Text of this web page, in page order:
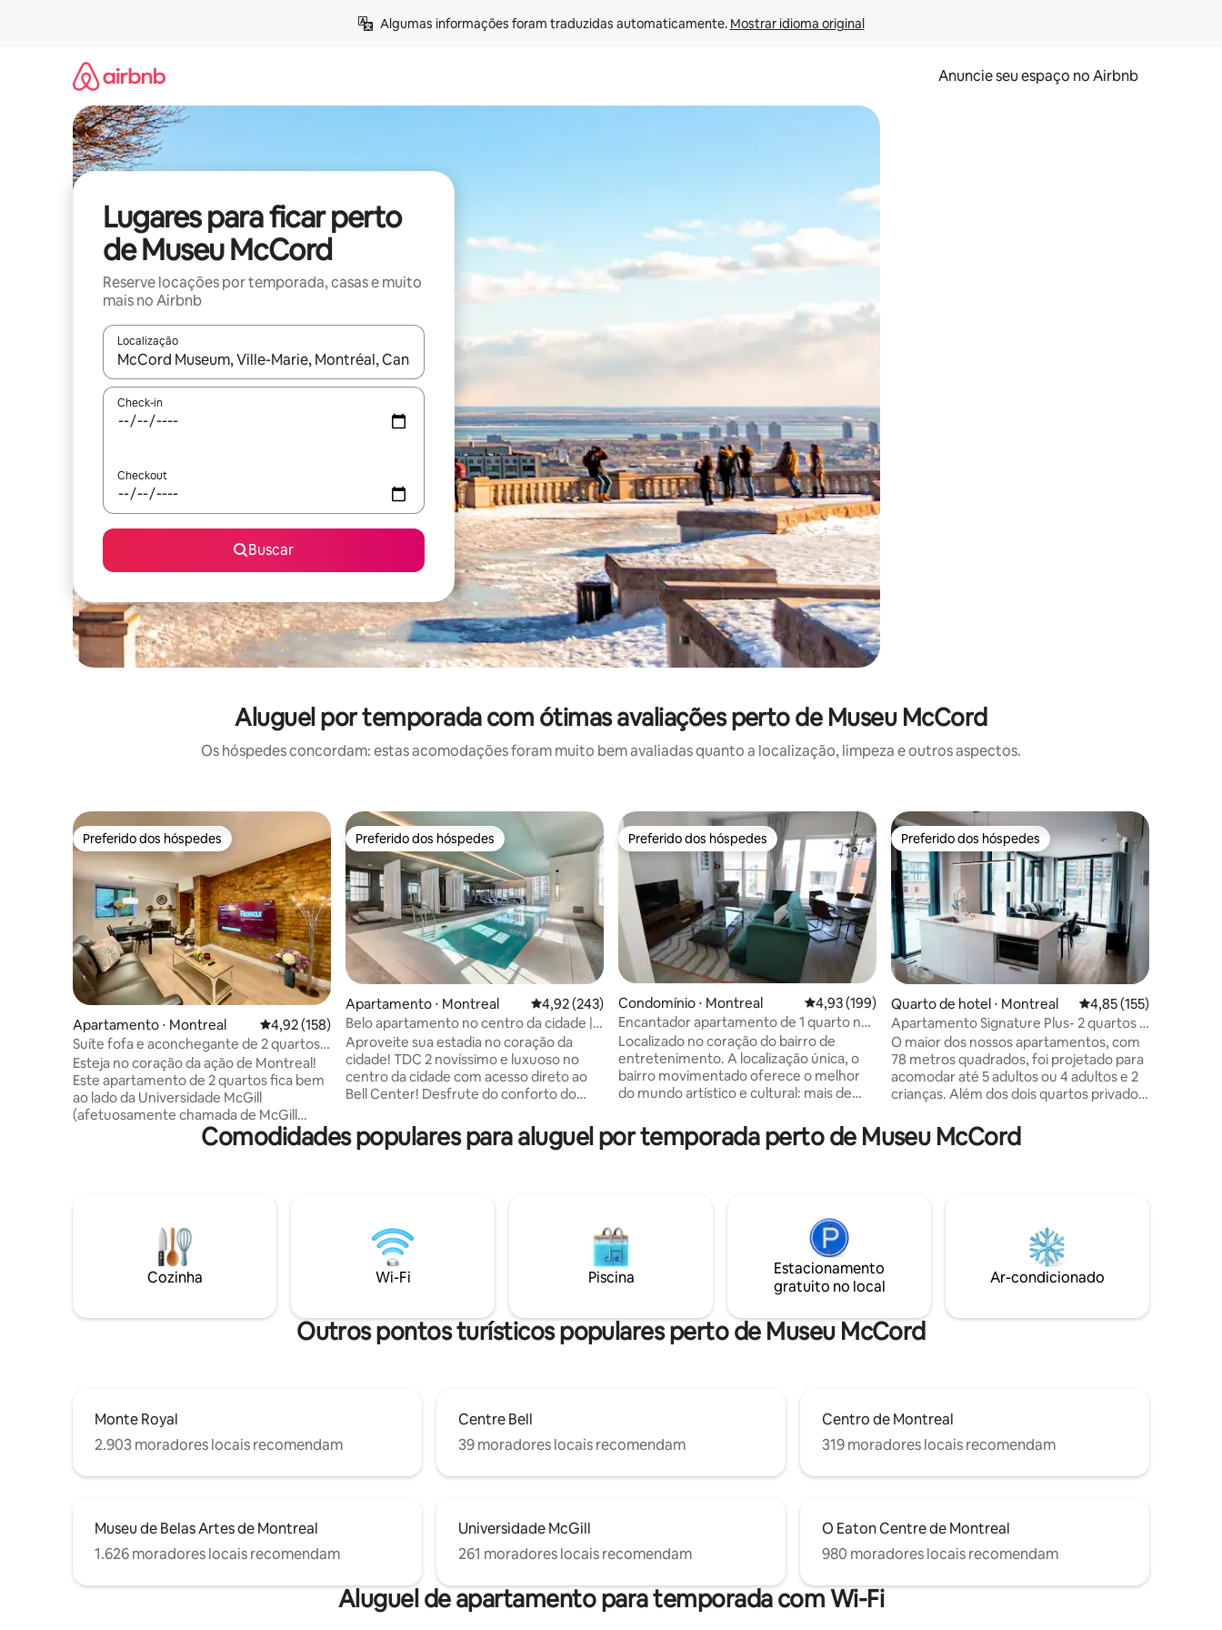
Algumas informações foram traduzidas automaticamente. Mostrar idioma original
Anuncie seu espaço no Airbnb
Lugares para ficar perto
de Museu McCord
Reserve locações por temporada, casas e muito
mais no Airbnb
Localização
Quando os resultados estiverem disponíveis, explore-os usando as seta para cima e para baixo do teclado ou tocando e deslizando o dedo na tela.
Check-in
Checkout
Buscar
Aluguel por temporada com ótimas avaliações perto de Museu McCord
Os hóspedes concordam: estas acomodações foram muito bem avaliadas quanto a localização, limpeza e outros aspectos.
Preferido dos hóspedes
Preferido dos hóspedes
Apartamento ⋅ Montreal 4,92 de uma avaliação média de 5, 158 avaliações
4,92 (158)
Suíte fofa e aconchegante de 2 quartos
com estacionamento
Esteja no coração da ação de Montreal!
Este apartamento de 2 quartos fica bem
ao lado da Universidade McGill
(afetuosamente chamada de McGill
Ghetto pelos moradores locais), Place
des arts (local de apresentações e
de casa” vai encantá-lo com sua vibração
calorosa e acolhedora. Há até uma vaga
de estacionamento privativa esperando
pelo seu veículo, se você trouxer um.
Preferido dos hóspedes
Preferido dos hóspedes
Apartamento ⋅ Montreal 4,92 de uma avaliação média de 5, 243 avaliações
4,92 (243)
Belo apartamento no centro da cidade |
Piscina e estacionamento gratuito
Aproveite sua estadia no coração da
cidade! TDC 2 novíssimo e luxuoso no
centro da cidade com acesso direto ao
Bell Center! Desfrute do conforto do
totalmente mobilado e equipado, com
varanda privativa própria! Sua estadia
com o metrô a poucos minutos de
distância. Sem sair, a cidade é toda sua
para explorar.
Preferido dos hóspedes
Preferido dos hóspedes
Condomínio ⋅ Montreal 4,93 de uma avaliação média de 5, 199 avaliações
4,93 (199)
Encantador apartamento de 1 quarto no
centro de Montreal
Localizado no coração do bairro de
entretenimento. A localização única, o
bairro movimentado oferece o melhor
do mundo artístico e cultural: mais de
de cultura, 100 shows por mês e 8
espaços públicos animados. Você vai
de distância. Estacionamento na rua e
lotes de estacionamento a poucos
passos de distância (estacionamento não
incluído)
Preferido dos hóspedes
Preferido dos hóspedes
Quarto de hotel ⋅ Montreal 4,85 de uma avaliação
4,85 (155)
Apartamento Signature Plus- 2 quartos e
sofá cama
O maior dos nossos apartamentos, com
78 metros quadrados, foi projetado para
acomodar até 5 adultos ou 4 adultos e 2
crianças. Além dos dois quartos privados
confortável também está disponível para
os hóspedes. Este apartamento é a
lavadora, uma secadora, uma máquina
de lavar louça e uma varanda privativa.
Comodidades populares para aluguel por temporada perto de Museu McCord
Cozinha Wi-Fi Piscina
Estacionamento
gratuito no local
Ar-condicionado
Outros pontos turísticos populares perto de Museu McCord
Monte Royal
2.903 moradores locais recomendam
Centre Bell
39 moradores locais recomendam
Centro de Montreal
319 moradores locais recomendam
Museu de Belas Artes de Montreal
1.626 moradores locais recomendam
Universidade McGill
261 moradores locais recomendam
O Eaton Centre de Montreal
980 moradores locais recomendam
Aluguel de apartamento para temporada com Wi-Fi